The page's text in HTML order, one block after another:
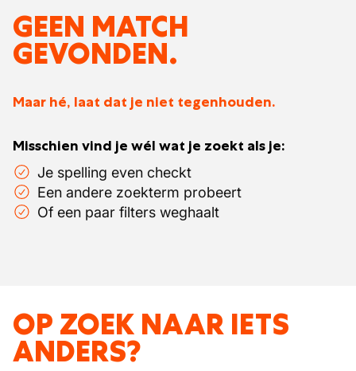
GEEN MATCH
GEVONDEN.
Maar hé, laat dat je niet tegenhouden.
Misschien vind je wél wat je zoekt als je:
Je spelling even checkt
Een andere zoekterm probeert
Of een paar filters weghaalt
OP ZOEK NAAR IETS
ANDERS?